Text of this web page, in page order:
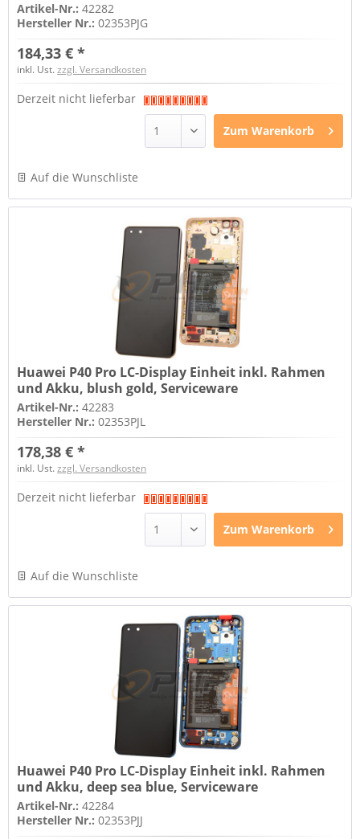
Artikel-Nr.:42282
Hersteller Nr.:02353PJG
184,33 € *
inkl. Ust.zzgl. Versandkosten
Derzeit nicht lieferbar
Zum Warenkorb
Auf die Wunschliste
Huawei P40 Pro LC-Display Einheit inkl. Rahmen
und Akku, blush gold, Serviceware
Artikel-Nr.:42283
Hersteller Nr.:02353PJL
178,38 € *
inkl. Ust.zzgl. Versandkosten
Derzeit nicht lieferbar
Zum Warenkorb
Auf die Wunschliste
Huawei P40 Pro LC-Display Einheit inkl. Rahmen
und Akku, deep sea blue, Serviceware
Artikel-Nr.:42284
Hersteller Nr.:02353PJJ